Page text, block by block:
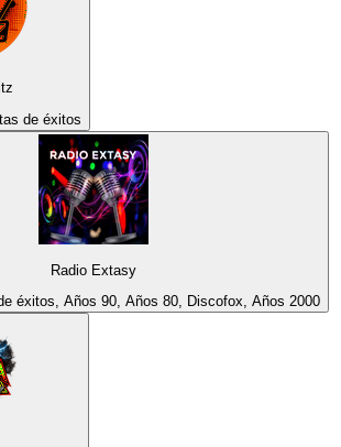
de éxitos
Radio Extasy
éxitos, Años 90, Años 80, Discofox, Años 2000